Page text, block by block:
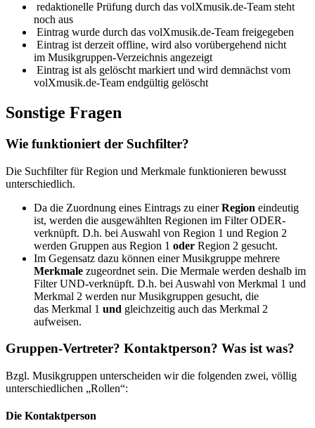
redaktionelle Prüfung durch das volXmusik.de-Team steht
noch aus
Eintrag wurde durch das volXmusik.de-Team freigegeben
Eintrag ist derzeit offline, wird also vorübergehend nicht
im Musikgruppen-Verzeichnis angezeigt
Eintrag ist als gelöscht markiert und wird demnächst vom
volXmusik.de-Team endgültig gelöscht
Sonstige Fragen
Wie funktioniert der Suchfilter?
Die Suchfilter für Region und Merkmale funktionieren bewusst
unterschiedlich.
Da die Zuordnung eines Eintrags zu einerRegion eindeutig
ist, werden die ausgewählten Regionen im Filter ODER-
verknüpft. D.h. bei Auswahl von Region 1 und Region 2
werden Gruppen aus Region 1 oder Region 2 gesucht.
Im Gegensatz dazu können einer Musikgruppe mehrere
Merkmale zugeordnet sein. Die Mermale werden deshalb im
Filter UND-verknüpft. D.h. bei Auswahl von Merkmal 1 und
Merkmal 2 werden nur Musikgruppen gesucht, die
das Merkmal 1 und gleichzeitig auch das Merkmal 2
aufweisen.
Gruppen-Vertreter? Kontaktperson? Was ist was?
Bzgl. Musikgruppen unterscheiden wir die folgenden zwei, völlig
unterschiedlichen „Rollen“:
Die Kontaktperson